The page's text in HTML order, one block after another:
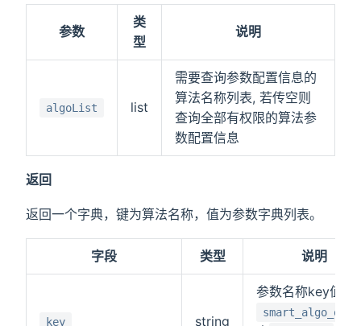
参数
类
型
说明
algoList list
需要查询参数配置信息的
算法名称列表, 若传空则
查询全部有权限的算法参
数配置信息
返回
返回一个字典，键为算法名称，值为参数字典列表。
字段 类型 说明
key string
参数名称key值,即